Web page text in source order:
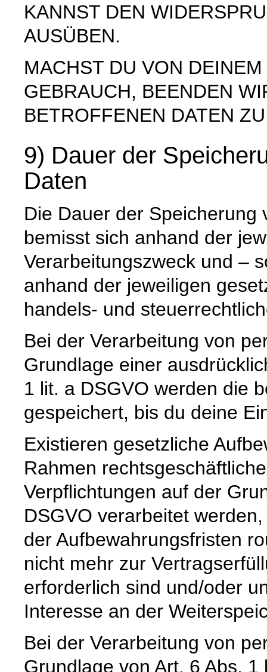
KANNST DEN
AUSÜBEN.
MACHST DU VON
GEBRAUCH, BEENDEN
BETROFFENEN DATEN
9) Dauer der
Daten
Die Dauer der
bemisst sich anhand der
Verarbeitungszweck und –
anhand der jeweiligen
handels- und
Bei der Verarbeitung von
Grundlage einer
1 lit. a DSGVO werden die
gespeichert, bis du deine
Existieren gesetzliche
Rahmen
Verpflichtungen auf der
DSGVO verarbeitet
der Aufbewahrungsfristen
nicht mehr zur
erforderlich sind und/oder
Interesse an der
Bei der Verarbeitung von
Grundlage von Art. 6 Abs.